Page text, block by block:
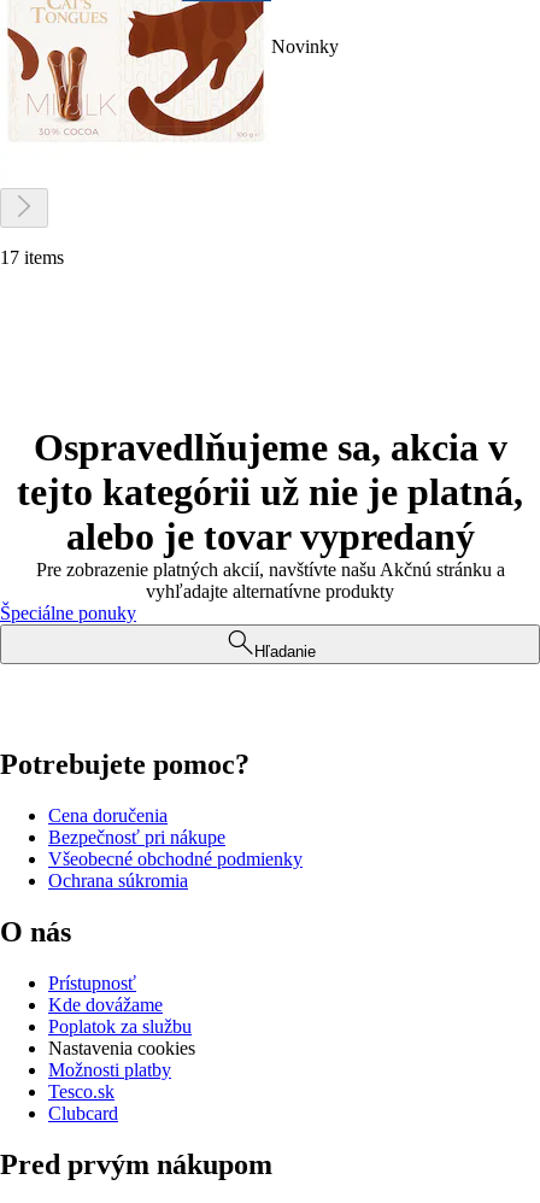
Novinky
17 items
Ospravedlňujeme sa, akcia v
tejto kategórii už nie je platná,
alebo je tovar vypredaný
Pre zobrazenie platných akcií, navštívte našu Akčnú stránku a
vyhľadajte alternatívne produkty
Špeciálne ponuky
Hľadanie
Potrebujete pomoc?
Cena doručenia
Bezpečnosť pri nákupe
Všeobecné obchodné podmienky
Ochrana súkromia
O nás
Prístupnosť
Kde dovážame
Poplatok za službu
Nastavenia cookies
Možnosti platby
Tesco.sk
Clubcard
Pred prvým nákupom